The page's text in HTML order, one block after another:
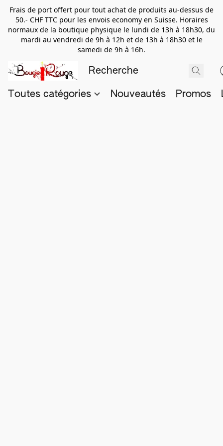
Frais de port offert pour tout achat de produits au-dessus de
50.- CHF TTC pour les envois economy en Suisse. Horaires
normaux de la boutique physique le lundi de 13h à 18h30, du
mardi au vendredi de 9h à 12h et de 13h à 18h30 et le
samedi de 9h à 16h.
Toutes catégories Nouveautés Promos